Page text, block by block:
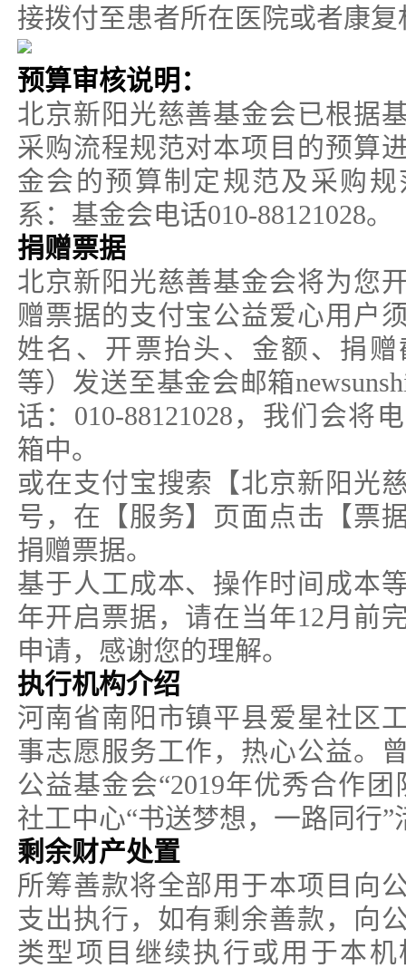
接拨付至患者所在医院或者康
预算审核说明：
北京新阳光慈善基金会已根据
采购流程规范对本项目的预算
金会的预算制定规范及采购
系：基金会电话010-88121028。
捐赠票据
北京新阳光慈善基金会将为您
赠票据的支付宝公益爱心用户
姓名、开票抬头、金额、捐
等）发送至基金会邮箱
话：010-88121028，我们会将
箱中。
或在支付宝搜索【北京新阳光
号，在【服务】页面点击【票
捐赠票据。
基于人工成本、操作时间成本
年开启票据，请在当年12月前
申请，感谢您的理解。
执行机构介绍
河南省南阳市镇平县爱星社区
事志愿服务工作，热心公益。
公益基金会“2019年优秀合作
社工中心“书送梦想，一路同行
剩余财产处置
所筹善款将全部用于本项目向
支出执行，如有剩余善款，向
类型项目继续执行或用于本